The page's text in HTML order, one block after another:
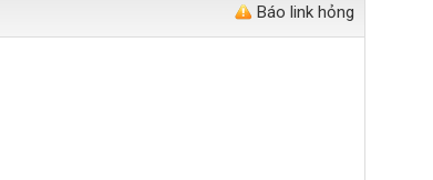
Báo link hỏng